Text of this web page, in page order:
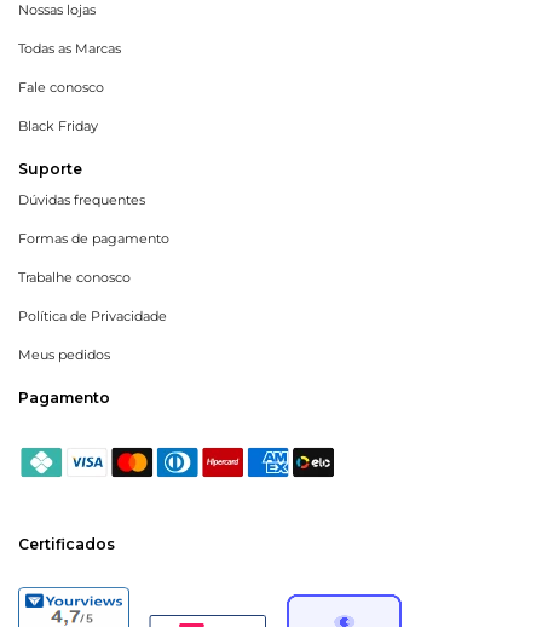
Nossas lojas
Todas as Marcas
Fale conosco
Black Friday
Suporte
Dúvidas frequentes
Formas de pagamento
Trabalhe conosco
Política de Privacidade
Meus pedidos
Pagamento
Certificados